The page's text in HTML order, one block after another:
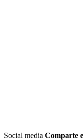
Social media Comparte